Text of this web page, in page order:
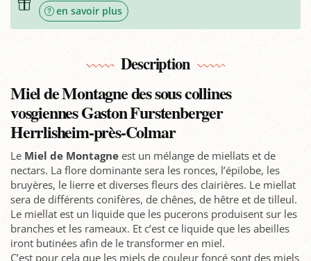
en savoir plus
Description
Miel de Montagne des sous collines
vosgiennes Gaston Furstenberger
Herrlisheim-près-Colmar
Le Miel de Montagne est un mélange de miellats et de
nectars. La flore dominante sera les ronces, l’épilobe, les
bruyères, le lierre et diverses fleurs des clairières. Le miellat
sera de différents conifères, de chênes, de hêtre et de tilleul.
Le miellat est un liquide que les pucerons produisent sur les
branches et les rameaux. Et c’est ce liquide que les abeilles
iront butinées afin de le transformer en miel.
C’est pour cela que les miels de couleur foncé sont des miels